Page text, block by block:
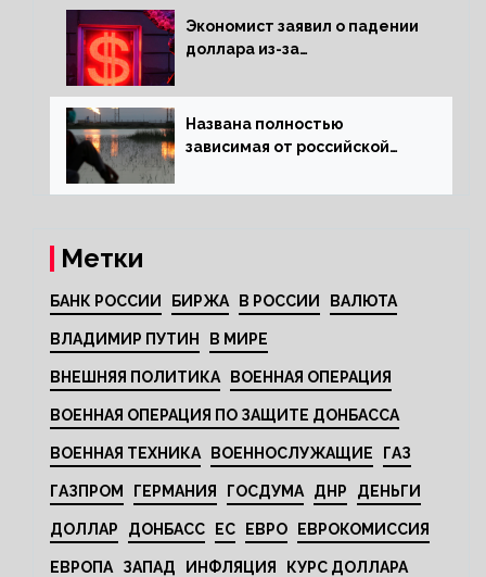
Экономист заявил о падении
доллара из-за
Названа полностью
зависимая от российской
Метки
БАНК РОССИИ БИРЖА В РОССИИ ВАЛЮТА
ВЛАДИМИР ПУТИН В МИРЕ
ВНЕШНЯЯ ПОЛИТИКА ВОЕННАЯ ОПЕРАЦИЯ
ВОЕННАЯ ОПЕРАЦИЯ ПО ЗАЩИТЕ ДОНБАССА
ВОЕННАЯ ТЕХНИКА ВОЕННОСЛУЖАЩИЕ ГАЗ
ГАЗПРОМ ГЕРМАНИЯ ГОСДУМА ДНР ДЕНЬГИ
ДОЛЛАР ДОНБАСС ЕС ЕВРО ЕВРОКОМИССИЯ
ЕВРОПА ЗАПАД ИНФЛЯЦИЯ КУРС ДОЛЛАРА